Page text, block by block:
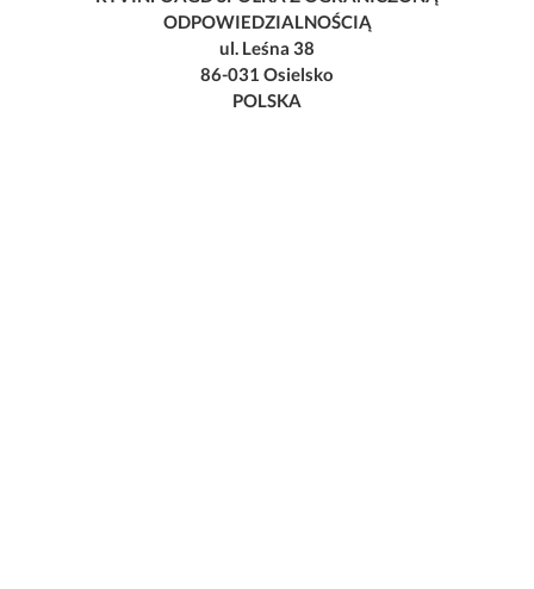
ODPOWIEDZIALNOŚCIĄ
ul. Leśna 38
86-031 Osielsko
POLSKA